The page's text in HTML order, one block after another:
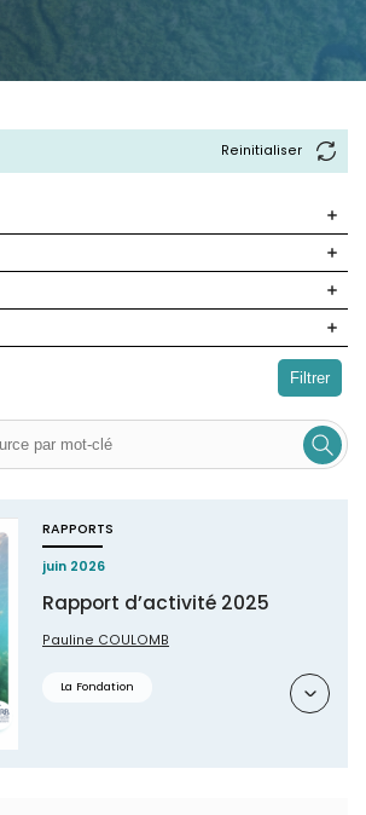
Reinitialiser
Filtrer
RAPPORTS
juin 2026
Rapport d’activité 2025
Pauline COULOMB
La Fondation